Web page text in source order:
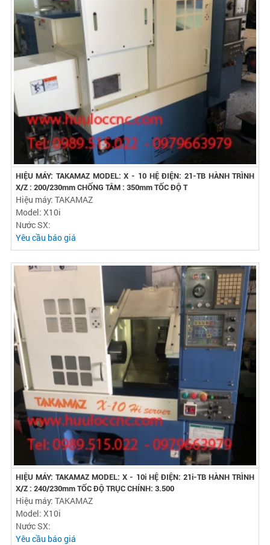
HIỆU MÁY: TAKAMAZ MODEL: X - 10 HỆ ĐIỆN: 21-TB HÀNH TRÌNH
X/Z : 200/230mm CHỐNG TÂM : 350mm TỐC ĐỘ T
Hiệu máy: TAKAMAZ
Model: X10i
Nước SX:
Yêu cầu báo giá
HIỆU MÁY: TAKAMAZ MODEL: X - 10i HỆ ĐIỆN: 21i-TB HÀNH TRÌNH
X/Z : 240/230mm TỐC ĐỘ TRỤC CHÍNH: 3.500
Hiệu máy: TAKAMAZ
Model: X10i
Nước SX:
Yêu cầu báo giá